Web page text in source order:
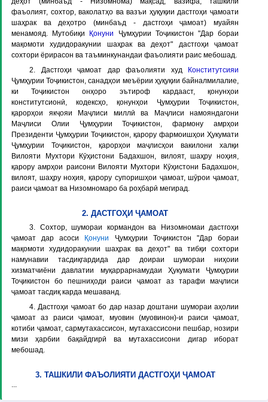
фаъолият, сохтор, ваколатҳо ва вазъи ҳуқуқии дастгоҳи ҷамоати
шаҳрак ва деҳотро (минбаъд - дастгоҳи ҷамоат) муайян
менамояд. Мутобиқи
Қонуни Ҷумҳурии Тоҷикистон "Дар бораи
мақомоти худидоракунии шаҳрак ва деҳот" дастгоҳи ҷамоат
сохтори ёрирасон ва таъминкунандаи фаъолияти раис мебошад.
2. Дастгоҳи ҷамоат дар фаъолияти худ
Конститутсияи
Ҷумҳурии Тоҷикистон, санадҳои меъёрии ҳуқуқии байналмилалие,
ки Тоҷикистон онҳоро эътироф кардааст, қонунҳои
конститутсионӣ, кодексҳо, қонунҳои Ҷумҳурии Тоҷикистон,
қарорҳои якҷояи Маҷлиси миллӣ ва Маҷлиси намояндагони
Маҷлиси Олии Ҷумҳурии Тоҷикистон, фармону амрҳои
Президенти Ҷумҳурии Тоҷикистон, қарору фармоишҳои Ҳукумати
Ҷумҳурии Тоҷикистон, қарорҳои маҷлисҳои вакилони халқи
Вилояти Мухтори Кӯҳистони Бадахшон, вилоят, шаҳру ноҳия,
қарору амрҳои раисони Вилояти Мухтори Кӯҳистони Бадахшон,
вилоят, шаҳру ноҳия, қарору супоришҳои ҷамоат, шӯрои ҷамоат,
раиси ҷамоат ва Низомномаро ба роҳбарӣ мегирад.
2. ДАСТГОҲИ ҶАМОАТ
3. Сохтор, шумораи кормандон ва Низомномаи дастгоҳи
ҷамоат дар асоси
Қонуни
Ҷумҳурии Тоҷикистон "Дар бораи
мақомоти худидоракунии шаҳрак ва деҳот" ва тибқи сохтори
намунавии тасдиқгардида дар доираи шумораи ниҳоии
хизматчиёни давлатии муқаррарнамудаи Ҳукумати Ҷумҳурии
Тоҷикистон бо пешниҳоди раиси ҷамоат аз тарафи маҷлиси
ҷамоат тасдиқ карда мешаванд.
4. Дастгоҳи ҷамоат бо дар назар доштани шумораи аҳолии
ҷамоат аз раиси ҷамоат, муовин (муовинон)-и раиси ҷамоат,
котиби ҷамоат, сармутахассисон, мутахассисони пешбар, нозири
мизи ҳарбии бақайдгирӣ ва мутахассисони дигар иборат
мебошад.
3. ТАШКИЛИ ФАЪОЛИЯТИ ДАСТГОҲИ ҶАМОАТ
...